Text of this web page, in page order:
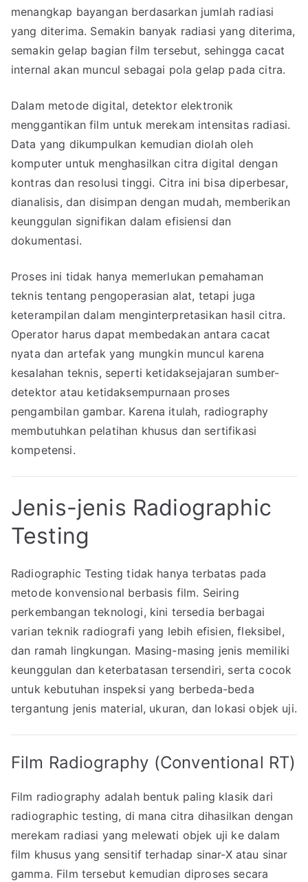
menangkap bayangan berdasarkan jumlah radiasi
yang diterima. Semakin banyak radiasi yang diterima,
semakin gelap bagian film tersebut, sehingga cacat
internal akan muncul sebagai pola gelap pada citra.
Dalam metode digital, detektor elektronik
menggantikan film untuk merekam intensitas radiasi.
Data yang dikumpulkan kemudian diolah oleh
komputer untuk menghasilkan citra digital dengan
kontras dan resolusi tinggi. Citra ini bisa diperbesar,
dianalisis, dan disimpan dengan mudah, memberikan
keunggulan signifikan dalam efisiensi dan
dokumentasi.
Proses ini tidak hanya memerlukan pemahaman
teknis tentang pengoperasian alat, tetapi juga
keterampilan dalam menginterpretasikan hasil citra.
Operator harus dapat membedakan antara cacat
nyata dan artefak yang mungkin muncul karena
kesalahan teknis, seperti ketidaksejajaran sumber-
detektor atau ketidaksempurnaan proses
pengambilan gambar. Karena itulah, radiography
membutuhkan pelatihan khusus dan sertifikasi
kompetensi.
Jenis-jenis Radiographic
Testing
Radiographic Testing tidak hanya terbatas pada
metode konvensional berbasis film. Seiring
perkembangan teknologi, kini tersedia berbagai
varian teknik radiografi yang lebih efisien, fleksibel,
dan ramah lingkungan. Masing-masing jenis memiliki
keunggulan dan keterbatasan tersendiri, serta cocok
untuk kebutuhan inspeksi yang berbeda-beda
tergantung jenis material, ukuran, dan lokasi objek uji.
Film Radiography (Conventional RT)
Film radiography adalah bentuk paling klasik dari
radiographic testing, di mana citra dihasilkan dengan
merekam radiasi yang melewati objek uji ke dalam
film khusus yang sensitif terhadap sinar-X atau sinar
gamma. Film tersebut kemudian diproses secara